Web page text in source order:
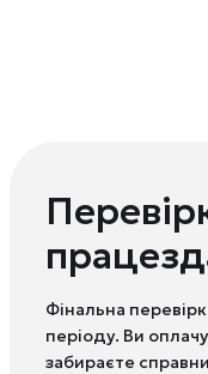
Фінальна
періоду. Ви
забираєте